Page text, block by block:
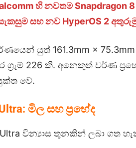
හි නවතම Snapdragon
සැකසුම සහ නව HyperOS 2
යුත් 161.3mm × 75.3mm
ග්‍රෑම් 226 කි. අනෙකුත් වර්ණ
වේ.
මිල සහ ප්‍රභේද
Ultra වින්‍යාස තුනකින් ලබා ගත